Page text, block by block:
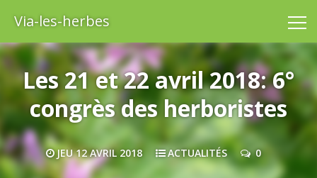
Via-les-herbes
Les 21 et 22 avril 2018: 6°
congrès des herboristes
JEU 12 AVRIL 2018 ACTUALITÉS 0